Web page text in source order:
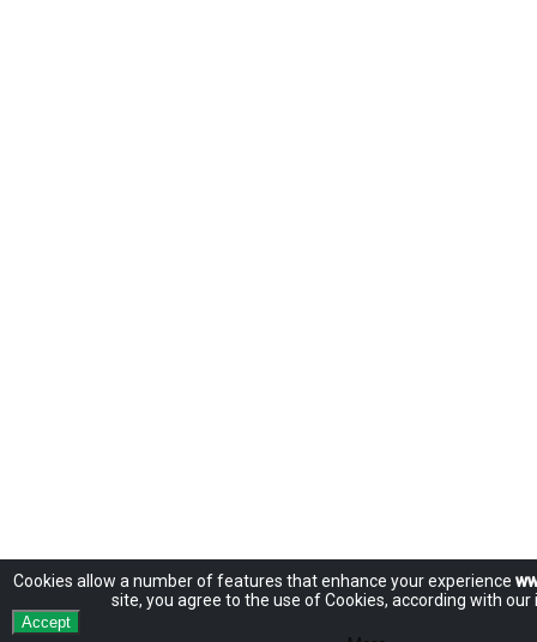
Cookies allow a number offeatures that enhance your experience
site, you agree to the use of Cookies, according with our
Accept